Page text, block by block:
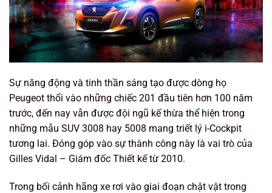
Sự năng động và tinh thần sáng tạo được dòng họ
Peugeot thổi vào những chiếc 201 đầu tiên hơn 100 năm
trước, đến nay vẫn được đội ngũ kế thừa thể hiện trong
những mẫu SUV 3008 hay 5008 mang triết lý i-Cockpit
tương lai. Đóng góp vào sự thành công này là vai trò của
Gilles Vidal – Giám đốc Thiết kế từ 2010.
Trong bối cảnh hãng xe rơi vào giai đoạn chật vật trong